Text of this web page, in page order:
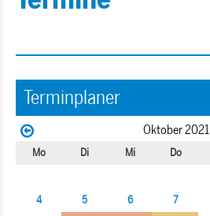
Terminplaner
Oktober 2021
Mo Di Mi Do
4
5 6 7